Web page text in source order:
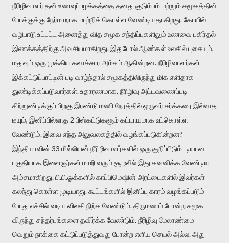
நீரிழிவாளர் தன் உணவுப்பழக்கத்தை தனது குடும்பம் மற்றும் சமூகத்தின்
போக்குக்கு நேர்மாறாக மாற்றிக் கொள்ள வேண்டியதாகிறது. கோயில்
வழிபாடு உட்பட்ட அனைத்து வித சமூக சந்திப்புகளிலும் உணவை பகிர்தல்
இணக்கத்திற்கு அவசியமாகிறது. இதுபோல் ஆண்கள் உலகில் புகையும்,
மதுவும் ஒரு முக்கிய கலாச்சார அம்சம் ஆகின்றன. நீரிழிவாளர்கள்
இக்கட்டுப்பாட்டின் படி வாழ்ந்தால் சமூகத்திலிருந்து மிக எளிதாக
துண்டிக்கப்படுவார்கள். உதாரணமாக, நீரிழிவு அட்டவணைப்படி
சிற்றுண்டிக்குப் பிறகு இரண்டு மணி நேரத்தில் ஒருவர் சர்க்கரை இல்லாத
டீயும், இனிப்பில்லாத 2 பிஸ்கட்டுகளும் கட்டாயமாக உட்கொள்ள
வேண்டும். இவை எந்த அலுவலகத்தில் வழங்கப்படுகின்றன?
இந்தியாவின் 33 மில்லியன் நீரிழிவாளர்களில் ஒரு குறிப்பிடும்படியான
பகுதியாக இளைஞர்கள் மாறி வரும் சூழலில் இது கவனிக்க வேண்டிய
அம்சமாகிறது. பி.பி.ஓக்களில் காப்பிமெஷின் அரட்டைகளில் இவர்கள்
கலந்து கொள்ள முடியாது. கூட்டங்களில் இனிப்பு காரம் வழங்கப்படும்
போது எச்சில் வடிய விலகி நிற்க வேண்டும். திருமணம் போன்ற சமூக
விருந்து சந்தர்பங்களை தவிர்க்க வேண்டும். நீரிழிவு மேலாண்மை
வெறும் நாக்கை கட்டுப்படுத்துவது போன்ற எளிய செயல் அல்ல. அது